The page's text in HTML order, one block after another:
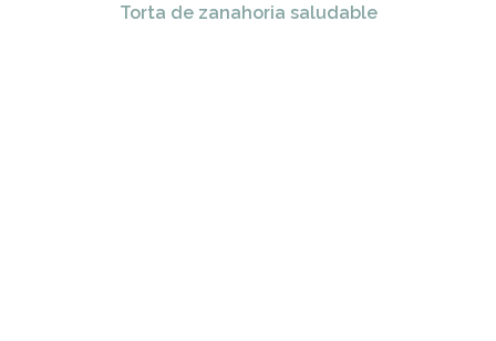
Torta de zanahoria saludable